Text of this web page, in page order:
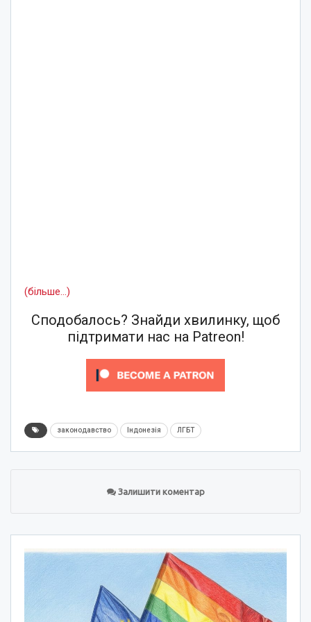
(більше…)
Сподобалось? Знайди хвилинку, щоб
підтримати нас на Patreon!
законодавство Індонезія ЛГБТ
Залишити коментар